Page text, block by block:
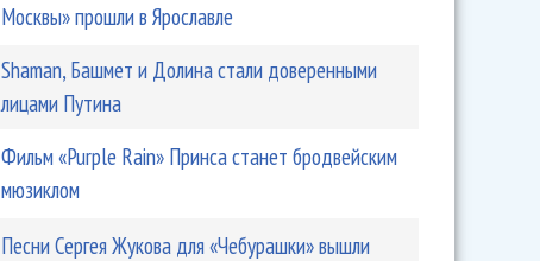
Москвы» прошли в Ярославле
Shaman, Башмет и Долина стали доверенными
лицами Путина
Фильм «Purple Rain» Принса станет бродвейским
мюзиклом
Песни Сергея Жукова для «Чебурашки» вышли